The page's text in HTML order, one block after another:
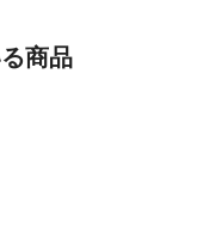
商品